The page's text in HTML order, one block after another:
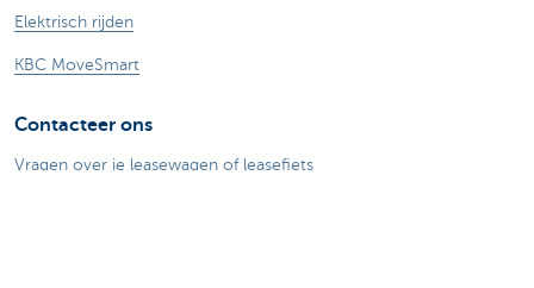
Elektrisch rijden
KBC MoveSmart
Contacteer ons
Vragen over je leasewagen of leasefiets